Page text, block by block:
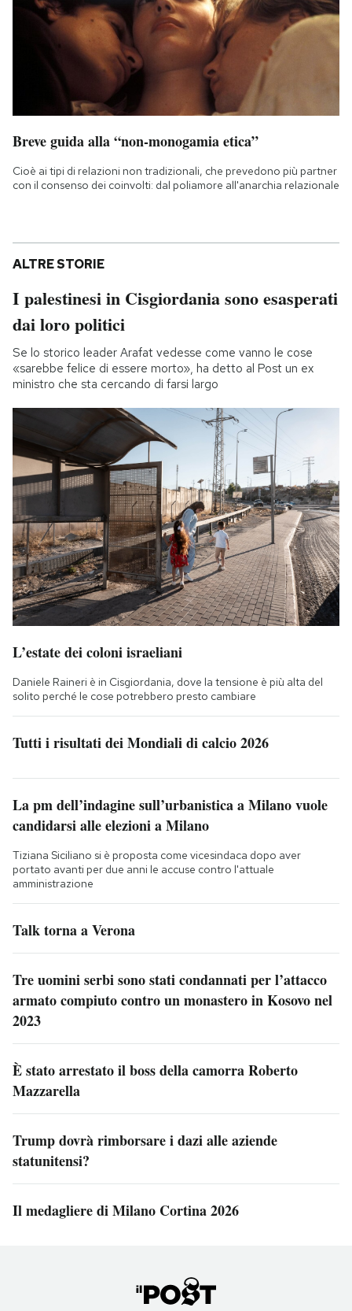
Breve guida alla “non-monogamia etica”
Cioè ai tipi di relazioni non tradizionali, che prevedono più partner
con il consenso dei coinvolti: dal poliamore all'anarchia relazionale
ALTRE STORIE
I palestinesi in Cisgiordania sono esasperati
dai loro politici
Se lo storico leader Arafat vedesse come vanno le cose
«sarebbe felice di essere morto», ha detto al Post un ex
ministro che sta cercando di farsi largo
L’estate dei coloni israeliani
Daniele Raineri è in Cisgiordania, dove la tensione è più alta del
solito perché le cose potrebbero presto cambiare
Tutti i risultati dei Mondiali di calcio 2026
La pm dell’indagine sull’urbanistica a Milano vuole
candidarsi alle elezioni a Milano
Tiziana Siciliano si è proposta come vicesindaca dopo aver
portato avanti per due anni le accuse contro l'attuale
amministrazione
Talk torna a Verona
Tre uomini serbi sono stati condannati per l’attacco
armato compiuto contro un monastero in Kosovo nel
2023
È stato arrestato il boss della camorra Roberto
Mazzarella
Trump dovrà rimborsare i dazi alle aziende
statunitensi?
Il medagliere di Milano Cortina 2026